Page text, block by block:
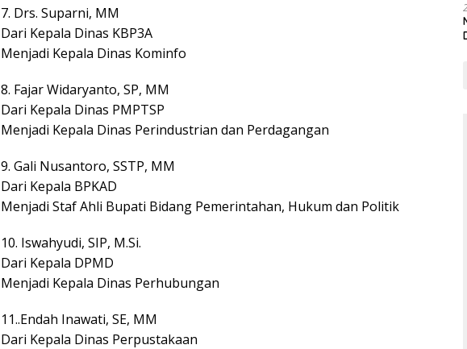
7. Drs. Suparni, MM
Dari Kepala Dinas KBP3A
Menjadi Kepala Dinas Kominfo
8. Fajar Widaryanto, SP, MM
Dari Kepala Dinas PMPTSP
Menjadi Kepala Dinas Perindustrian dan Perdagangan
9. Gali Nusantoro, SSTP, MM
Dari Kepala BPKAD
Menjadi Staf Ahli Bupati Bidang Pemerintahan, Hukum dan Politik
10. Iswahyudi, SIP, M.Si.
Dari Kepala DPMD
Menjadi Kepala Dinas Perhubungan
11..Endah Inawati, SE, MM
Dari Kepala Dinas Perpustakaan